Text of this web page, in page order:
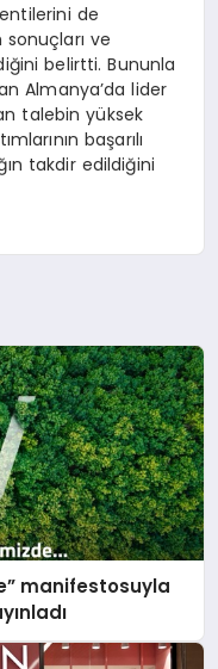
de
ve
belirtti. Bununla
Almanya’da lider
talebin yüksek
başarılı
takdir edildiğini
manifestosuyla